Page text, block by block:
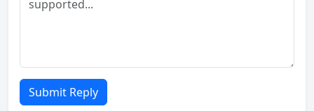
Submit Reply